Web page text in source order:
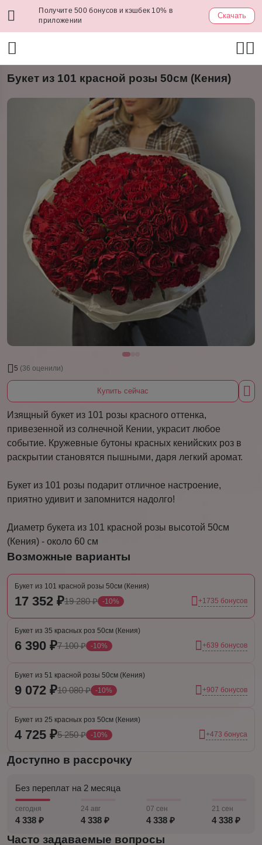
Получите 500 бонусов и кэшбек 10% в
приложении
Скачать
Букет из 101 красной розы 50см (Кения)
5 (36 оценили)
Купить сейчас
Изящный букет из 101 розы красного оттенка,
привезенной из солнечной Кении, украсит любое
событие. Кружевные бутоны красных кенийских роз в
раскрытии становятся пышными, даря легкий аромат.
Букет из 101 розы подарит отличное настроение,
приятно удивит и запомнится надолго!
Диаметр букета из 101 красной розы высотой 50см
(Кения) - около 60 см
Возможные варианты
Букет из 101 красной розы 50см (Кения)
17 352 ₽19 280 ₽ -10% +1735 бонусов
Букет из 35 красных роз 50см (Кения)
6 390 ₽7 100 ₽ -10% +639 бонусов
Букет из 51 красной розы 50см (Кения)
9 072 ₽10 080 ₽ -10% +907 бонусов
Букет из 25 красных роз 50см (Кения)
4 725 ₽5 250 ₽ -10% +473 бонуса
Доступно в рассрочку
Без переплат на 2 месяца
сегодня
4 338 ₽
24 авг
4 338 ₽
07 сен
4 338 ₽
21 сен
4 338 ₽
Часто задаваемые вопросы